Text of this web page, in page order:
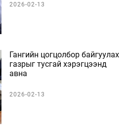
2026-02-13
Гангийн цогцолбор байгуулах
газрыг тусгай хэрэгцээнд
авна
2026-02-13